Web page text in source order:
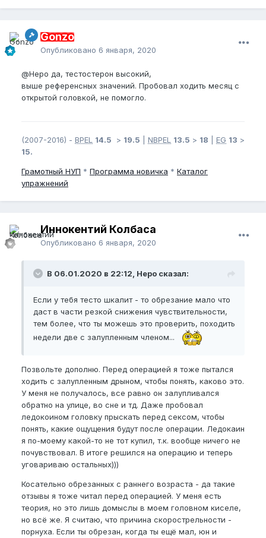
Gonzo
Опубликовано 6 января, 2020
@Неро да, тестостерон высокий,
выше референсных значений. Пробовал ходить месяц с
открытой головкой, не помогло.
(2007-2016) - BPEL 14.5 > 19.5 NBPEL 13.5 > 18 EG 13 >
15.
Грамотный НУП * Программа новичка * Каталог
упражнений
Иннокентий Колбаса
Опубликовано 6 января, 2020
В 06.01.2020 в 22:12, Неро сказал:
Если у тебя тесто шкалит - то обрезание мало что
даст в части резкой снижения чувствительности,
тем более, что ты можешь это проверить, походить
недели две с залупленным членом...
Позвольте дополню. Перед операцией я тоже пытался
ходить с залупленным дрыном, чтобы понять, каково это.
У меня не получалось, все равно он залупливался
обратно на улице, во сне и тд. Даже пробовал
ледокоином головку прыскать перед сексом, чтобы
понять, какие ощущения будут после операции. Ледокаин
я по-моему какой-то не тот купил, т.к. вообще ничего не
почувствовал. В итоге решился на операцию и теперь
уговариваю остальных)))
Косательно обрезанных с раннего возраста - да такие
отзывы я тоже читал перед операцией. У меня есть
теория, но это лишь домыслы в моем головном киселе,
но всё же. Я считаю, что причина скорострельности -
порнуха. Если ты обрезан, когда ты ещё мал, юн и